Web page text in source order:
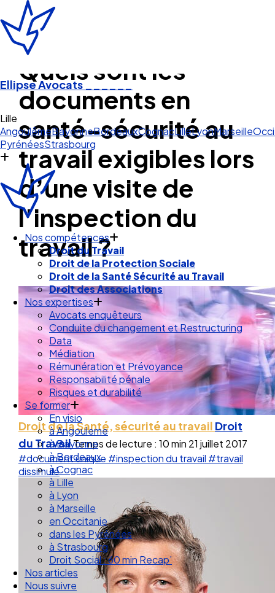
Ellipse Avocats______
L
AngoulêmeBayonneBordeauxCognacLilleLyonMarseille
PyrénéesStrasbourg
Nos compétences
Droit du Travail
Droit de la Protection Sociale
Droit de la Santé Sécurité au Travail
Droit des Associations
Nos expertises
Avocats enquêteurs
Conduite du changement et Restructuring
Data
Médiation
Rémunération et Prévoyance
Responsabilité pénale
Risques et durabilité
Se former
En visio
à Angouleme
à Bayonne
à Bordeaux
à Cognac
à Lille
à Lyon
à Marseille
en Occitanie
dans les Pyrénées
à Strasbourg
Droit Social : 60 min Recap’
Nos articles
Nous suivre
Quels sont les
documents en
santé-sécurité au
travail exigibles lors
d’une visite de
l’inspection du
travail ?
Droit de la Santé, sécurité au travail Droit
du TravailTemps de lecture : 10 min 21 juillet 2017
#document unique #inspection du travail #travail
dissimulé